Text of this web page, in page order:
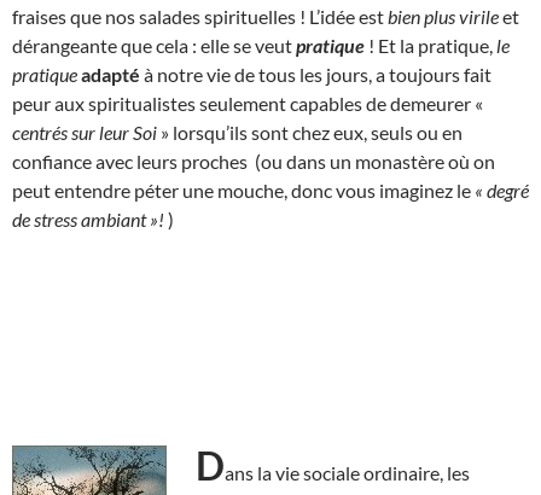
fraises que nos salades spirituelles ! L’idée est bien plus virileet
dérangeante que cela : elle se veutpratique ! Et la pratique, le
pratiqueadapté à notre vie de tous les jours, a toujours fait
peur aux spiritualistes seulement capables de demeurer «
centrés sur leur Soi » lorsqu’ils sont chez eux, seuls ou en
confiance avec leurs proches (ou dans un monastère où on
peut entendre péter une mouche, donc vous imaginez le « degré
de stress ambiant »! )
Dans la vie sociale ordinaire, les